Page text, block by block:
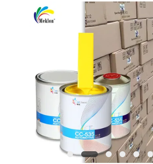
গোপনীয়তা